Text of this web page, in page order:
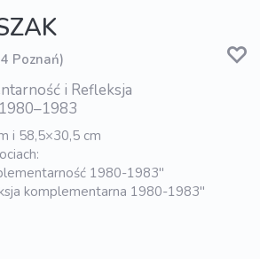
Poznań)
i Refleksja
i 58,5×30,5 cm
1980-1983"
komplementarna 1980-1983"